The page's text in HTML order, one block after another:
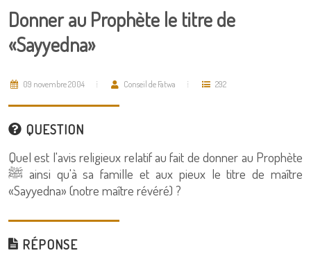
Donner au Prophète le titre de
«Sayyedna»
09 novembre 2004 Conseil de Fatwa 292
QUESTION
Quel est l'avis religieux relatif au fait de donner au Prophète
ﷺ ainsi qu'à sa famille et aux pieux le titre de maître
«Sayyedna» (notre maître révéré) ?
RÉPONSE